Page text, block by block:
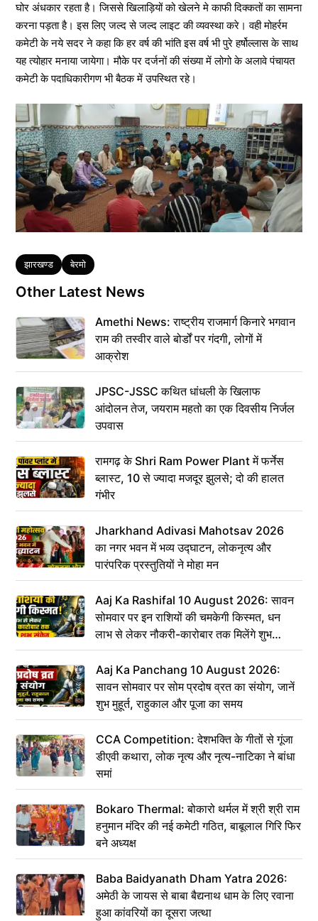
घोर अंधकार रहता है। जिससे खिलाड़ियों को खेलने मे काफी दिक्कतों का सामना
करना पड़ता है। इस लिए जल्द से जल्द लाइट की व्यवस्था करे। वही मोहर्रम
कमेटी के नये सदर ने कहा कि हर वर्ष की भांति इस वर्ष भी पुरे हर्षोल्लास के साथ
यह त्योहार मनाया जायेगा। मौके पर दर्जनों की संख्या में लोगो के अलावे पंचायत
कमेटी के पदाधिकारीगण भी बैठक में उपस्थित रहे।
Tags
झारखण्ड बेरमो
Other Latest News
Amethi News: राष्ट्रीय राजमार्ग किनारे भगवान
राम की तस्वीर वाले बोर्डों पर गंदगी, लोगों में
आक्रोश
JPSC-JSSC कथित धांधली के खिलाफ
आंदोलन तेज, जयराम महतो का एक दिवसीय निर्जल
उपवास
रामगढ़ के Shri Ram Power Plant में फर्नेस
ब्लास्ट, 10 से ज्यादा मजदूर झुलसे; दो की हालत
गंभीर
Jharkhand Adivasi Mahotsav 2026
का नगर भवन में भव्य उद्घाटन, लोकनृत्य और
पारंपरिक प्रस्तुतियों ने मोहा मन
Aaj Ka Rashifal 10 August 2026: सावन
सोमवार पर इन राशियों की चमकेगी किस्मत, धन
लाभ से लेकर नौकरी-कारोबार तक मिलेंगे शुभ
संकेत
Aaj Ka Panchang 10 August 2026:
सावन सोमवार पर सोम प्रदोष व्रत का संयोग, जानें
शुभ मुहूर्त, राहुकाल और पूजा का समय
CCA Competition: देशभक्ति के गीतों से गूंजा
डीएवी कथारा, लोक नृत्य और नृत्य-नाटिका ने बांधा
समां
Bokaro Thermal: बोकारो थर्मल में श्री श्री राम
हनुमान मंदिर की नई कमेटी गठित, बाबूलाल गिरि फिर
बने अध्यक्ष
Baba Baidyanath Dham Yatra 2026:
अमेठी के जायस से बाबा बैद्यनाथ धाम के लिए रवाना
हुआ कांवरियों का दूसरा जत्था